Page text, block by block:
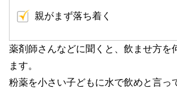
親がまず落ち着く
薬剤師さんなどに聞くと、飲ませ方を
ます。
粉薬を小さい子どもに水で飲めと言っ